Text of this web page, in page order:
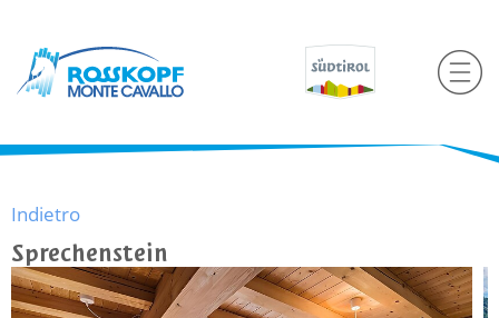
Indietro
Sprechenstein